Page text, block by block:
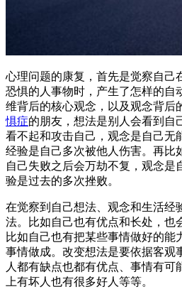
心理问题的康复，首先是觉察自己
恐惧的人事物时，产生了怎样的自
维背后的核心观念，以及观念背后
惧症的朋友，想法是别人会看到自
看不起和攻击自己，观念是自己无
经验是自己多次被他人伤害。再比
自己失败之后会万劫不复，观念是
验是过去的多次挫败。
在觉察到自己想法、观念和生活经
法。比如自己也有优点和长处，也
比如自己也有把某些事情做好的能
事情做成。改变想法是要依据客观
人都有缺点也都有优点、事情有可
上有坏人也有很多好人等等。